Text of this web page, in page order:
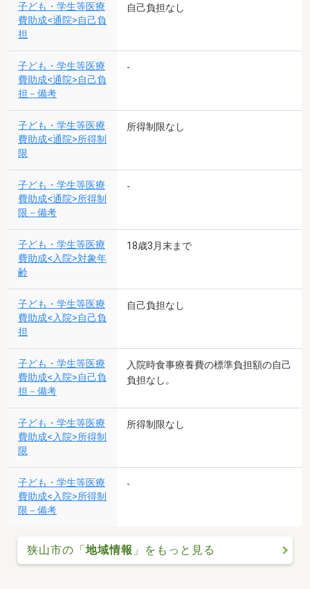
子ども・学生等医療
費助成<通院>自己負
担
自己負担なし
子ども・学生等医療
費助成<通院>自己負
担－備考
-
子ども・学生等医療
費助成<通院>所得制
限
所得制限なし
子ども・学生等医療
費助成<通院>所得制
限－備考
-
子ども・学生等医療
費助成<入院>対象年
齢
18歳3月末まで
子ども・学生等医療
費助成<入院>自己負
担
自己負担なし
子ども・学生等医療
費助成<入院>自己負
担－備考
入院時食事療養費の標準負担額の自己
負担なし。
子ども・学生等医療
費助成<入院>所得制
限
所得制限なし
子ども・学生等医療
費助成<入院>所得制
限－備考
-
狭山市の「地域情報 」をもっと見る